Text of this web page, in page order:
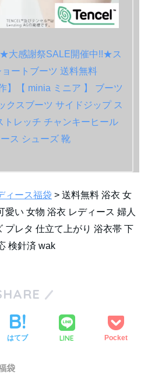
ィース福袋 > 送料無料 浴衣 女
愛い 女物 浴衣 レディース 婦人
プレタ 仕立て上がり 浴衣帯 下
検針済 wak
はてブ LINE Pocket
袋